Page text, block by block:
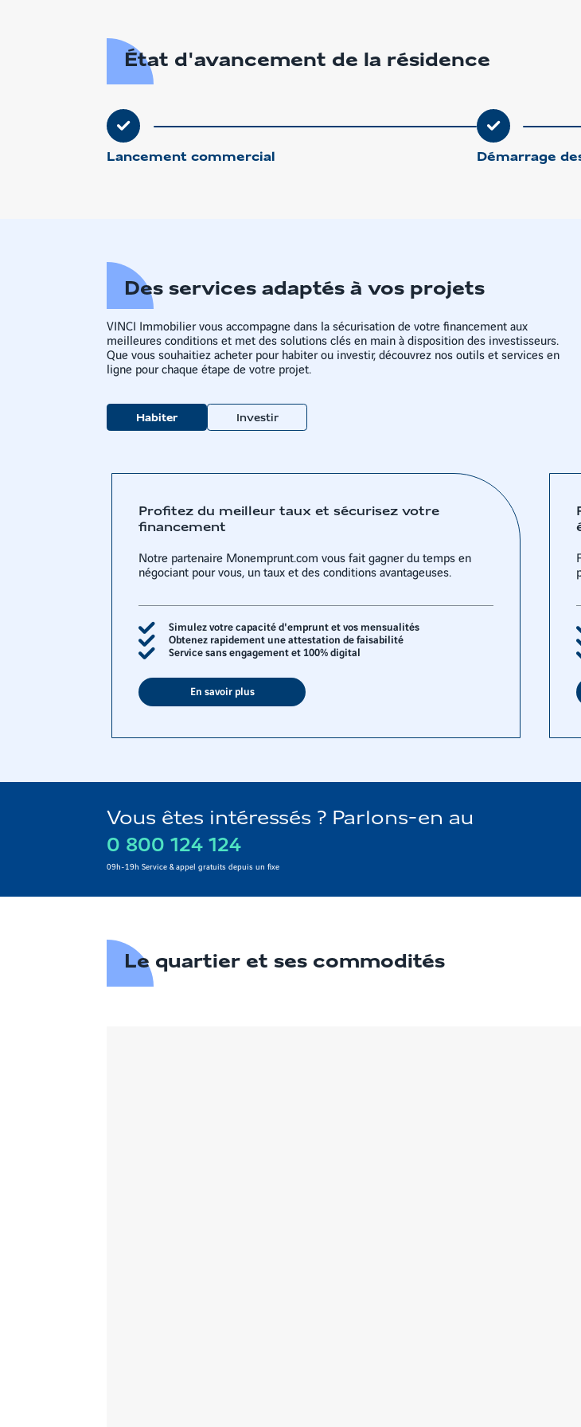
État d'avancement de la résidence
Lancement commercial Démarrage
Des services adaptés à vos projets
VINCI Immobilier vous accompagne dans la sécurisation de votre financement aux
meilleures conditions et met des solutions clés en main à disposition des investisseurs.
Que vous souhaitiez acheter pour habiter ou investir, découvrez nos outils et services en
ligne pour chaque étape de votre projet.
Habiter Investir
Profitez du meilleur taux et sécurisez votre
financement
Notre partenaire Monemprunt.com vous fait gagner du temps en
négociant pour vous, un taux et des conditions avantageuses.
Simulez votre capacité d'emprunt et vos mensualités
Obtenez rapidement une attestation de faisabilité
Service sans engagement et 100% digital
En savoir plus
Vous êtes intéressés ? Parlons-en au
0 800 124 124
09h-19h Service & appel gratuits depuis un fixe
Le quartier et ses commodités